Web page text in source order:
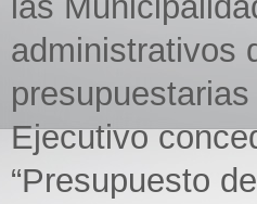
administrativos
Ejecutivo
“Presupuesto